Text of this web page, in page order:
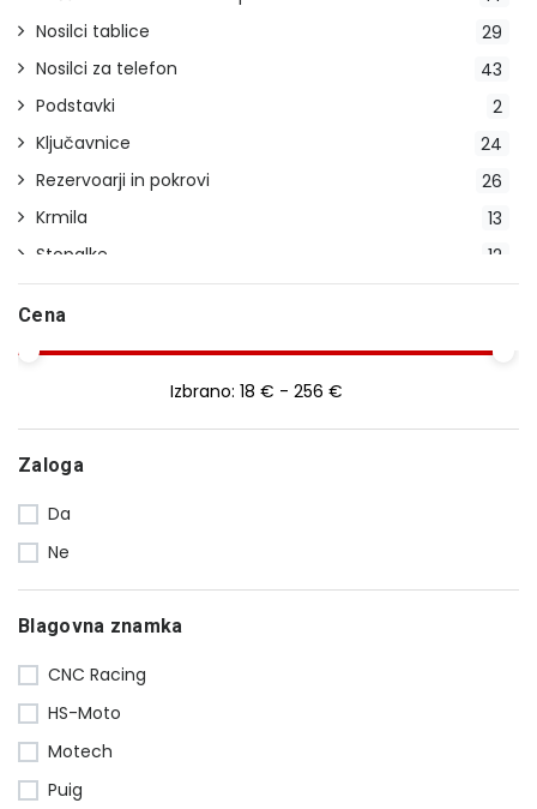
29
Nosilci tablice
43
Nosilci za telefon
2
Podstavki
24
Ključavnice
26
Rezervoarji in pokrovi
13
Krmila
12
Stopalke
2
Indikatorji prestav
Stojala
Smerokazi
Uteži
Vizirji
23
Ogledala
Ostalo
Luči
Zaščita motorja
Adapterji in distančniki
Vzmetenje in kit za znižanje
Cena
Izbrano: 18 € - 256 €
Zaloga
Da
Ne
Blagovna znamka
CNC Racing
HS-Moto
Motech
Puig